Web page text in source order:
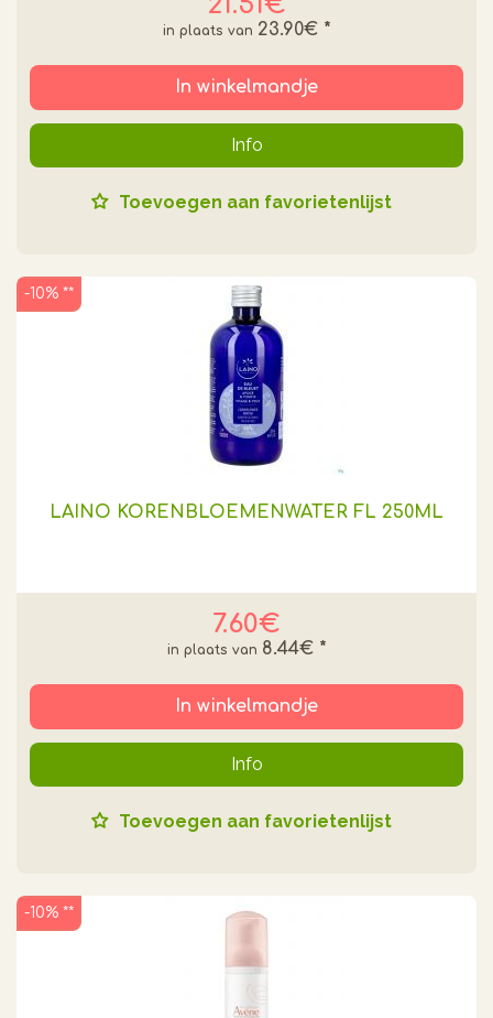
23.90€ *
In winkelmandje
Info
Toevoegen aan favorietenlijst
LAINO KORENBLOEMENWATER FL 250ML
7.60€
8.44€ *
-10% **
In winkelmandje
Info
Toevoegen aan favorietenlijst
-10% **